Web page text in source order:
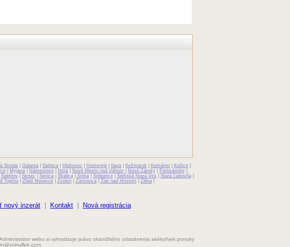
Streda |Galanta |Gelnica Hlohovec Humenné Ilava Kežmarok Komárno Košice
| Myjava| Námestovo| Nitra| Nové Mesto nad Váhom Nové Zámky| Partizánske|
Sabinov| Senec Senica| Skalica| Snina| Sobrance| Spišská Nová Ves Stará Ľubovňa|
Topľou| Zlaté Moravce| Zvolen| Žarnovica| Žiar nad Hronom Žilina|
nový inzerát Kontakt Nová registrácia
webu si vyhradzuje právo okamžitého odstránenia akékoľvek ponuky